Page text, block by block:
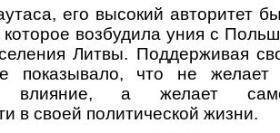
его высокий авторитет
которое возбудила уния с
Литвы. Поддерживая
показывало, что не желает
влияние, а желает
в своей политической жизни.